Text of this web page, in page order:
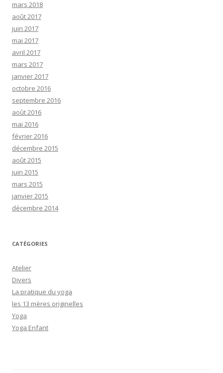
mars 2018
août 2017
juin 2017
mai 2017
avril 2017
mars 2017
janvier 2017
octobre 2016
septembre 2016
août 2016
mai 2016
février 2016
décembre 2015
août 2015
juin 2015
mars 2015
janvier 2015
décembre 2014
CATÉGORIES
Atelier
Divers
La pratique du yoga
les 13 mères originelles
Yoga
Yoga Enfant